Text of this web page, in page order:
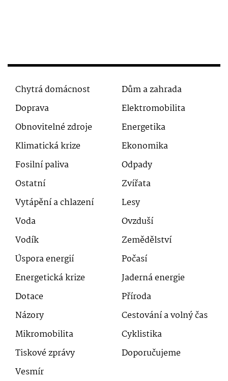
Chytrá domácnost
Dům a zahrada
Doprava
Elektromobilita
Obnovitelné zdroje
Energetika
Klimatická krize
Ekonomika
Fosilní paliva
Odpady
Ostatní
Zvířata
Vytápění a chlazení
Lesy
Voda
Ovzduší
Vodík
Zemědělství
Úspora energií
Počasí
Energetická krize
Jaderná energie
Dotace
Příroda
Názory
Cestování a volný čas
Mikromobilita
Cyklistika
Tiskové zprávy
Doporučujeme
Vesmír